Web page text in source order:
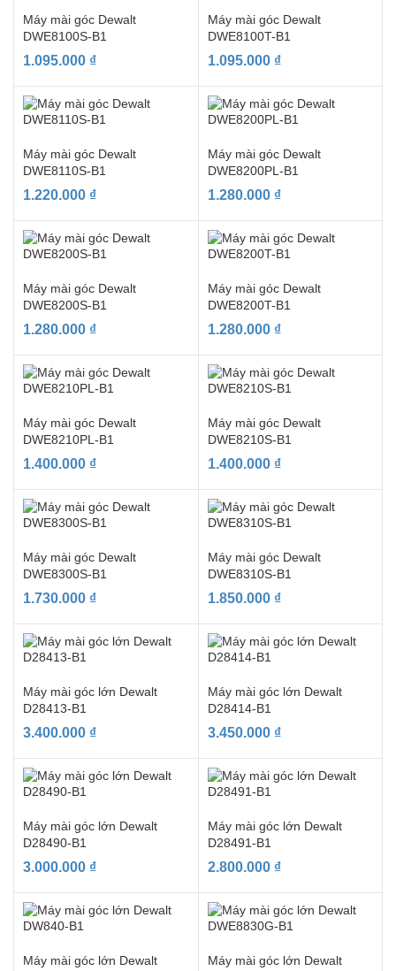
Máy mài góc Dewalt
DWE8100S-B1
1.095.000 ₫
Máy mài góc Dewalt
DWE8100T-B1
1.095.000 ₫
Máy mài góc Dewalt
DWE8110S-B1
1.220.000 ₫
Máy mài góc Dewalt
DWE8200PL-B1
1.280.000 ₫
Máy mài góc Dewalt
DWE8200S-B1
1.280.000 ₫
Máy mài góc Dewalt
DWE8200T-B1
1.280.000 ₫
Máy mài góc Dewalt
DWE8210PL-B1
1.400.000 ₫
Máy mài góc Dewalt
DWE8210S-B1
1.400.000 ₫
Máy mài góc Dewalt
DWE8300S-B1
1.730.000 ₫
Máy mài góc Dewalt
DWE8310S-B1
1.850.000 ₫
Máy mài góc lớn Dewalt
D28413-B1
3.400.000 ₫
Máy mài góc lớn Dewalt
D28414-B1
3.450.000 ₫
Máy mài góc lớn Dewalt
D28490-B1
3.000.000 ₫
Máy mài góc lớn Dewalt
D28491-B1
2.800.000 ₫
Máy mài góc lớn Dewalt
Máy mài góc lớn Dewalt